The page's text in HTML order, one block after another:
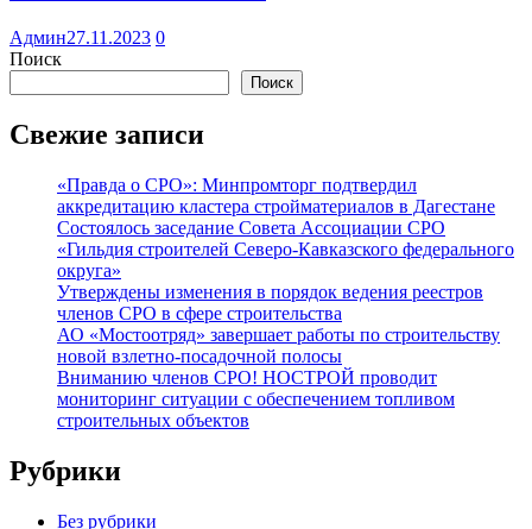
Админ27.11.2023 0
Поиск
Поиск
Свежие записи
«Правда о СРО»: Минпромторг подтвердил
аккредитацию кластера стройматериалов в Дагестане
Состоялось заседание Совета Ассоциации СРО
«Гильдия строителей Северо-Кавказского федерального
округа»
Утверждены изменения в порядок ведения реестров
членов СРО в сфере строительства
АО «Мостоотряд» завершает работы по строительству
новой взлетно-посадочной полосы
Вниманию членов СРО! НОСТРОЙ проводит
мониторинг ситуации с обеспечением топливом
строительных объектов
Рубрики
Без рубрики